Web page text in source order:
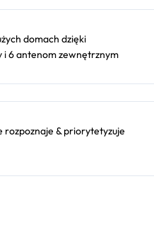
domach dzięki
i 6 antenom zewnętrznym
rozpoznaje & priorytetyzuje